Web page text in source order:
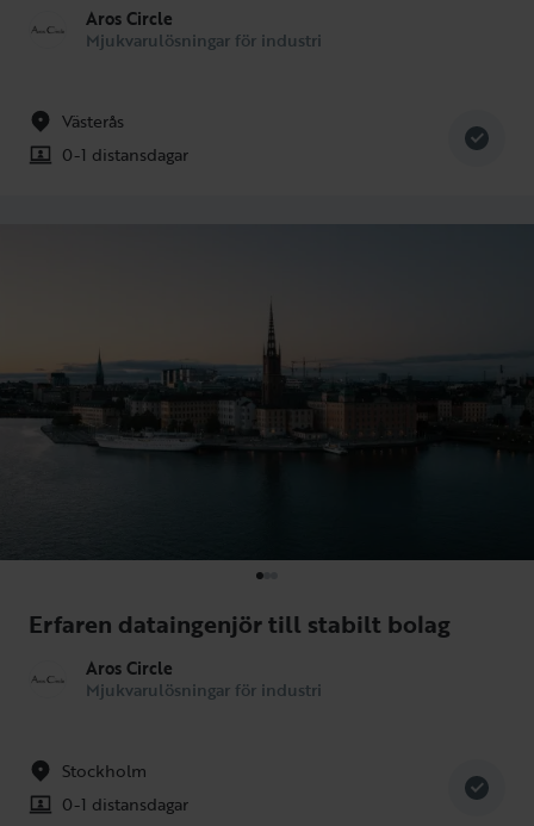
Aros Circle
Mjukvarulösningar för industri
Västerås
0-1 distansdagar
Erfaren dataingenjör till stabilt bolag
Aros Circle
Mjukvarulösningar för industri
Stockholm
0-1 distansdagar